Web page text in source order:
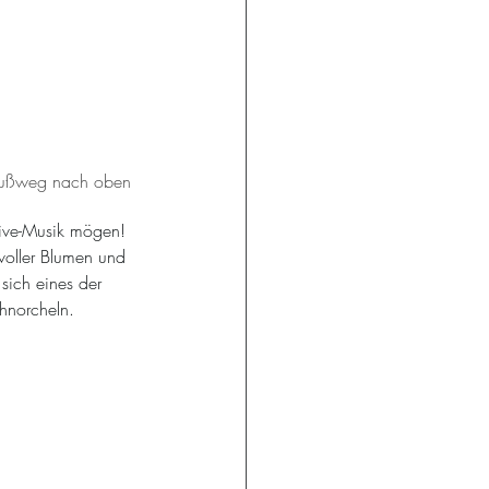
nach oben
Musik mögen!
Blumen und
eines der